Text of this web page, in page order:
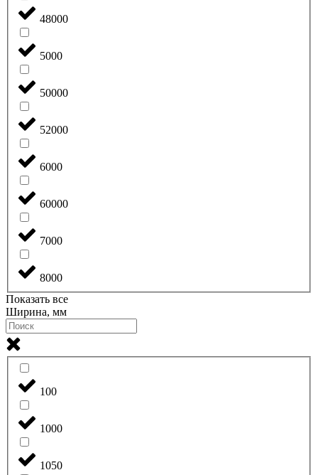
48000
5000
50000
52000
6000
60000
7000
8000
Показать все
Ширина, мм
100
1000
1050